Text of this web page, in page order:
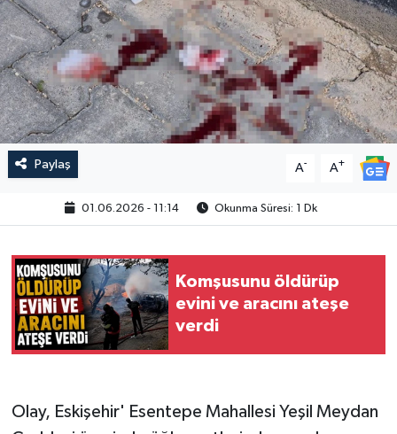
Paylaş A- A+
01.06.2026 - 11:14 Okunma Süresi: 1 Dk
Komşusunu öldürüp
evini ve aracını ateşe
verdi
Olay, Eskişehir' Esentepe Mahallesi Yeşil Meydan